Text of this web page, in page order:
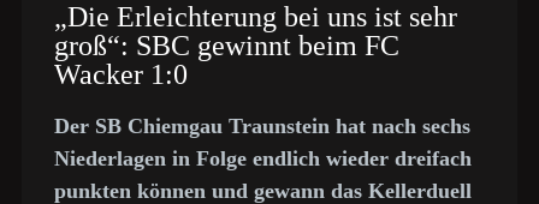
„Die Erleichterung bei uns ist sehr
groß“: SBC gewinnt beim FC
Wacker 1:0
Der SB Chiemgau Traunstein hat nach sechs
Niederlagen in Folge endlich wieder dreifach
punkten können und gewann das Kellerduell